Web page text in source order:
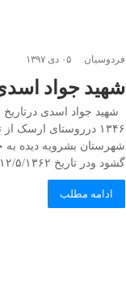
فردوسیان ۰۵ دی ۱۳۹۷
شهید جواد
۱۳۴۶ درروستای ارسک از
شهرستان بشرویه دیده به
گشود ودر تاریخ ۱۲/۵/۱۳۶۲…
ادامه مطلب